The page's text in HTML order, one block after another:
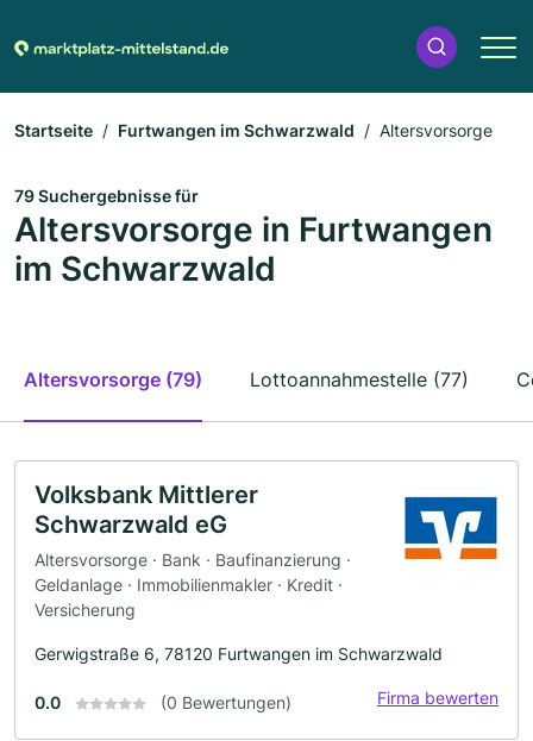
Startseite Furtwangen im Schwarzwald Altersvorsorge
79 Suchergebnisse für
Altersvorsorge in Furtwangen
im Schwarzwald
Altersvorsorge (79) Lottoannahmestelle (77)
Volksbank Mittlerer
Schwarzwald eG
Altersvorsorge · Bank · Baufinanzierung ·
Geldanlage · Immobilienmakler · Kredit ·
Versicherung
Gerwigstraße 6, 78120 Furtwangen im Schwarzwald
0.0 (0 Bewertungen) Firma bewerten